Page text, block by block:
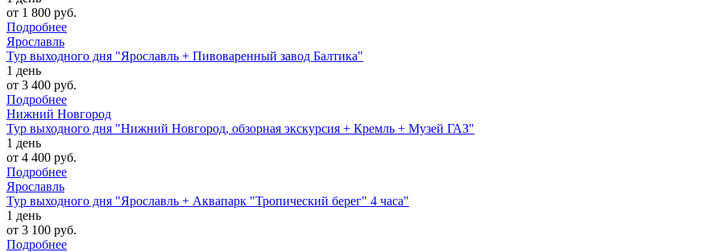
от 1 800 руб.
Подробнее
Ярославль
Тур выходного дня "Ярославль + Пивоваренный завод Балтика"
1 день
от 3 400 руб.
Подробнее
Нижний Новгород
Тур выходного дня "Нижний Новгород, обзорная экскурсия + Кремль + Музей ГАЗ"
1 день
от 4 400 руб.
Подробнее
Ярославль
Тур выходного дня "Ярославль + Аквапарк "Тропический берег" 4 часа"
1 день
от 3 100 руб.
Подробнее